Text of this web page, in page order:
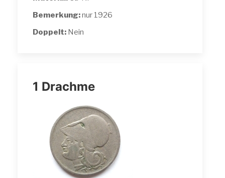
Bemerkung:nur 1926
Doppelt: Nein
1 Drachme